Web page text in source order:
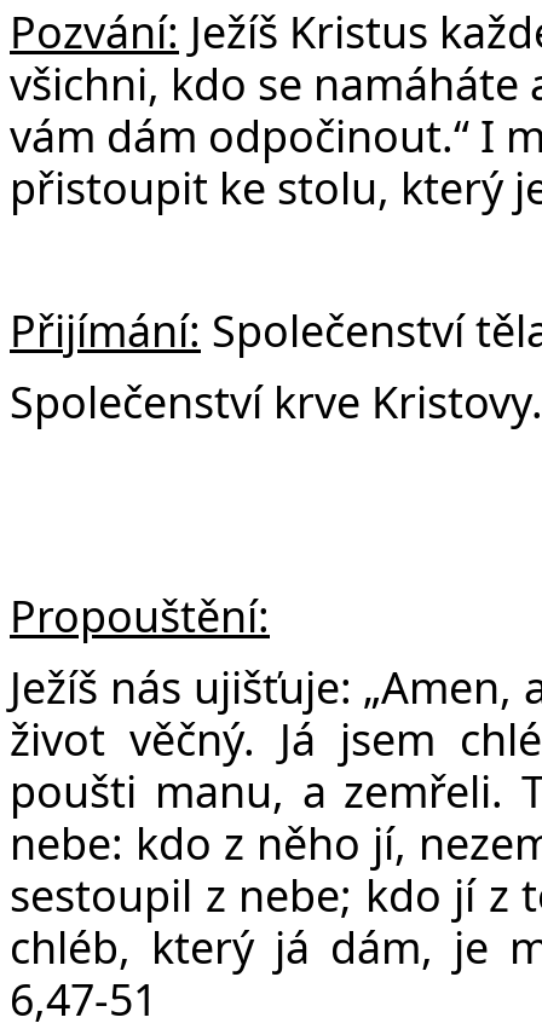
Pozvání: Ježíš Kristus
všichni, kdo se namáháte
vám dám odpočinout.“ I
přistoupit ke stolu, který
Přijímání: Společenství
Společenství krve Kristovy.
Propouštění:
Ježíš nás ujišťuje:
život věčný. Já jsem
poušti manu, a zemřeli.
nebe: kdo z něho jí,
sestoupil z nebe; kdo jí z
chléb, který já dám, je
6,47-51